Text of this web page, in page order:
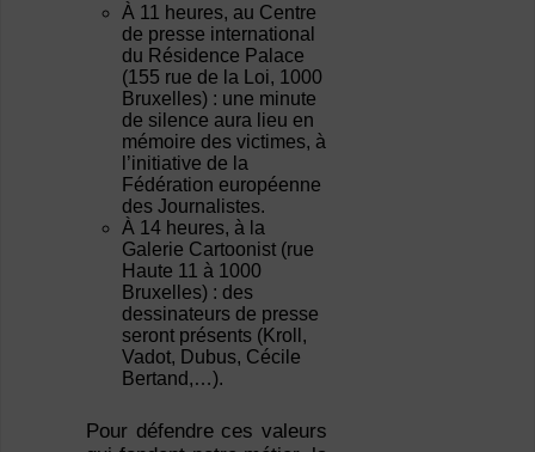
À 11 heures, au Centre
de presse international
du Résidence Palace
(155 rue de la Loi, 1000
Bruxelles) : une minute
de silence aura lieu en
mémoire des victimes, à
l’initiative de la
Fédération européenne
des Journalistes.
À 14 heures, à la
Galerie Cartoonist (rue
Haute 11 à 1000
Bruxelles) : des
dessinateurs de presse
seront présents (Kroll,
Vadot, Dubus, Cécile
Bertand,…).
Pour défendre ces valeurs